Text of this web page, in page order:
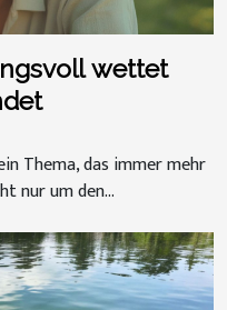
wettet
Thema, das immer mehr
nur um den...